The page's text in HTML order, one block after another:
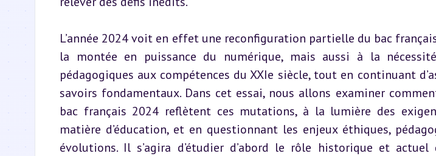
L’année 2024 voit en effet une reconfiguration partielle du bac
la montée en puissance du numérique, mais aussi à la
pédagogiques aux compétences du XXIe siècle, tout en continuant
savoirs fondamentaux. Dans cet essai, nous allons examiner
bac français 2024 reflètent ces mutations, à la lumière des
matière d’éducation, et en questionnant les enjeux éthiques,
évolutions. Il s’agira d’étudier d’abord le rôle historique et